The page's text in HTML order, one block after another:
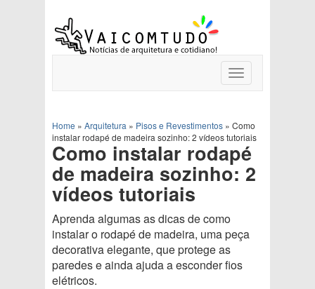
Toggle
navigation
Home » Arquitetura » Pisos e Revestimentos » Como
instalar rodapé de madeira sozinho: 2 vídeos tutoriais
Como instalar rodapé
de madeira sozinho: 2
vídeos tutoriais
Aprenda algumas as dicas de como
instalar o rodapé de madeira, uma peça
decorativa elegante, que protege as
paredes e ainda ajuda a esconder fios
elétricos.